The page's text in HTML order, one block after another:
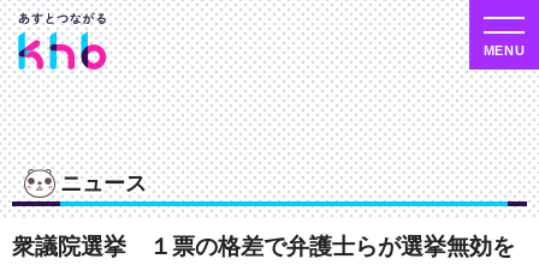
ニュース
衆議院選挙 １票の格差で弁護士らが選挙無効を